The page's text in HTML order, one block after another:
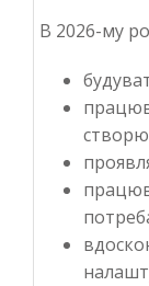
В 2026-му